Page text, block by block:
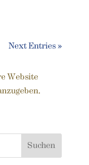
Next Entries »
Website